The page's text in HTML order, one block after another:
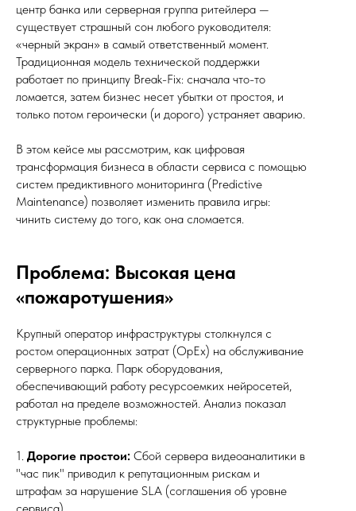
центр банка или серверная группа ритейлера —
существует страшный сон любого руководителя:
«черный экран» в самый ответственный момент.
Традиционная модель технической поддержки
работает по принципу Break-Fix: сначала что-то
ломается, затем бизнес несет убытки от простоя, и
только потом героически (и дорого) устраняет аварию.
В этом кейсе мы рассмотрим, как цифровая
трансформация бизнеса в области сервиса с помощью
систем предиктивного мониторинга (Predictive
Maintenance) позволяет изменить правила игры:
чинить систему до того, как она сломается.
Проблема: Высокая цена
«пожаротушения»
Крупный оператор инфраструктуры столкнулся с
ростом операционных затрат (OpEx) на обслуживание
серверного парка. Парк оборудования,
обеспечивающий работу ресурсоемких нейросетей,
работал на пределе возможностей. Анализ показал
структурные проблемы:
1. Дорогие простои: Сбой сервера видеоаналитики в
"час пик" приводил к репутационным рискам и
штрафам за нарушение SLA (соглашения об уровне